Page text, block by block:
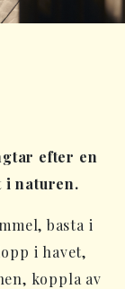
efter en
i naturen.
basta i
i havet,
koppla av